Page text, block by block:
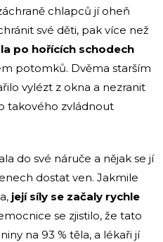
chlapců jí oheň
své děti, pak více než
po hořících schodech
potomků. Dvěma starším
vylézt z okna a nezranit
takového zvládnout
do své náruče a nějak se jí
dostat ven. Jakmile
její síly se začaly rychle
se zjistilo, že tato
na 93 % těla, a lékaři jí